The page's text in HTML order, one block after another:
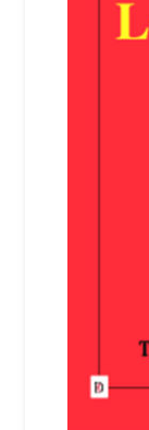
Login
Politique de
Soutien à